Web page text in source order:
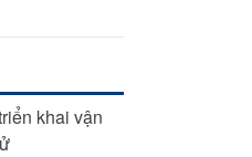
khai vận